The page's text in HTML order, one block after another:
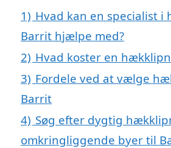
1) Hvad kan en specialist
Barrit hjælpe med?
2) Hvad koster en
3) Fordele ved at vælge
Barrit
4) Søg efter dygtig
omkringliggende byer til